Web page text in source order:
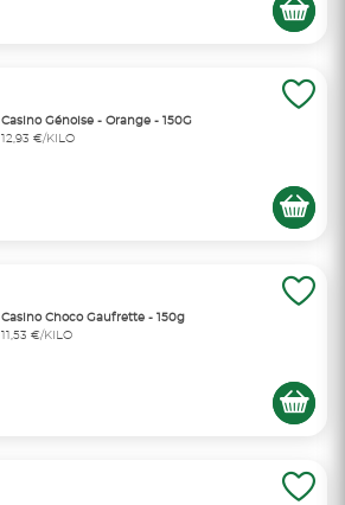
Casino Génoise - Orange - 150G
12,93 €/KILO
Casino Choco Gaufrette - 150g
11,53 €/KILO